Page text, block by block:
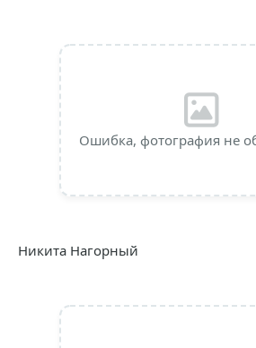
Ошибка, фотография не
Никита Нагорный